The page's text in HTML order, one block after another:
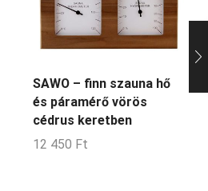
SAWO – finn szauna hő
és páramérő vörös
cédrus keretben
12 450 Ft